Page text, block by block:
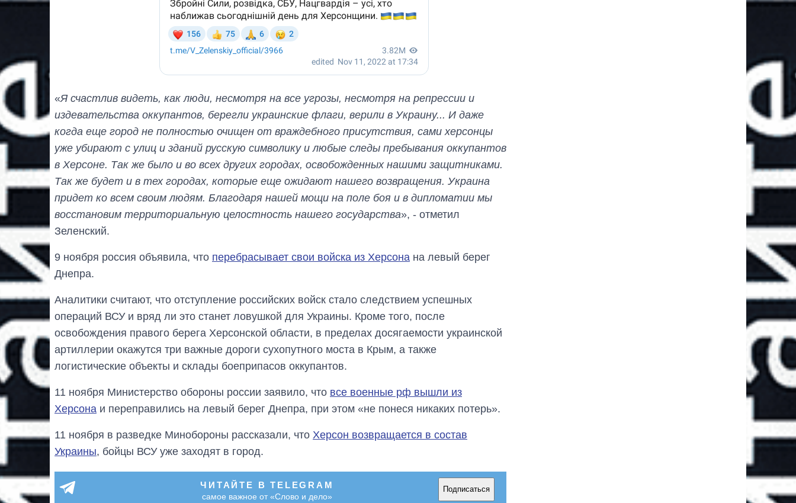
«Я счастлив видеть, как люди, несмотря на все угрозы, несмотря на репрессии и
издевательства оккупантов, берегли украинские флаги, верили в Украину... И даже
когда еще город не полностью очищен от враждебного присутствия, сами херсонцы
уже убирают с улиц и зданий русскую символику и любые следы пребывания оккупантов
в Херсоне. Так же было и во всех других городах, освобожденных нашими защитниками.
Так же будет и в тех городах, которые еще ожидают нашего возвращения. Украина
придет ко всем своим людям. Благодаря нашей мощи на поле боя и в дипломатии мы
восстановим территориальную целостность нашего государства», - отметил
Зеленский.
9 ноября россия объявила, что перебрасывает свои войска из Херсона на левый берег
Днепра.
Аналитики считают, что отступление российских войск стало следствием успешных
операций ВСУ и вряд ли это станет ловушкой для Украины. Кроме того, после
освобождения правого берега Херсонской области, в пределах досягаемости украинской
артиллерии окажутся три важные дороги сухопутного моста в Крым, а также
логистические объекты и склады боеприпасов оккупантов.
11 ноября Министерство обороны россии заявило, что все военные рф вышли из
Херсона и переправились на левый берег Днепра, при этом «не понеся никаких потерь».
11 ноября в разведке Минобороны рассказали, что Херсон возвращается в состав
Украины, бойцы ВСУ уже заходят в город.
ЧИТАЙТЕ В TELEGRAM
самое важное от «Слово и дело»
Подписаться